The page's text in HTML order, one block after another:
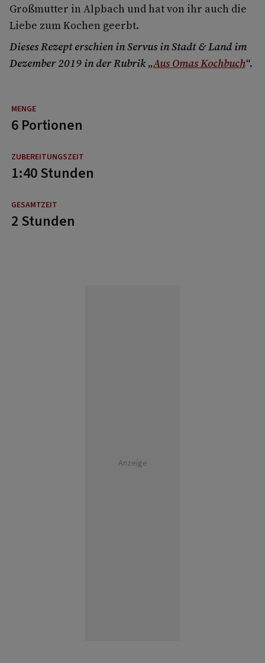
Großmutter in Alpbach und hat von ihr auch die
Liebe zum Kochen geerbt.
Dieses Rezept erschien in Servus in Stadt & Land im
Dezember 2019 in der Rubrik „Aus Omas Kochbuch“.
6 Portionen
1:40 Stunden
2 Stunden
Anzeige